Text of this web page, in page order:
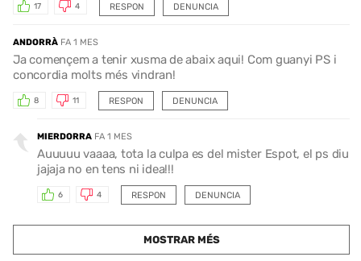
RESPON
17 4 DENUNCIA
ANDORRÀ FA 1 MES
Ja començem a tenir xusma de abaix aqui! Com guanyi PS i
concordia molts més vindran!
RESPON
8 11 DENUNCIA
MIERDORRA FA 1 MES
Auuuuu vaaaa, tota la culpa es del mister Espot, el ps diu
jajaja no en tens ni idea!!!
RESPON
6 4 DENUNCIA
MOSTRAR MÉS